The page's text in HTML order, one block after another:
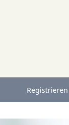
Registrieren